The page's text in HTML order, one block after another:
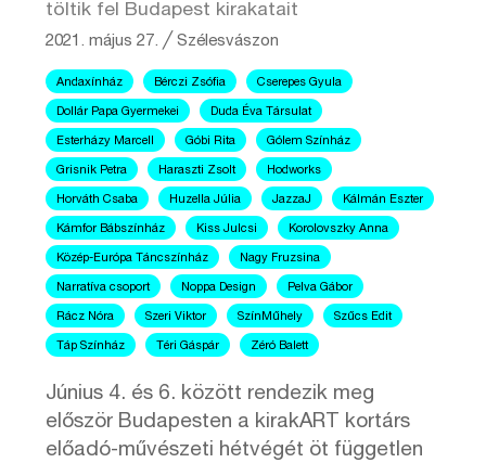
töltik fel Budapest kirakatait
2021. május 27. ╱Szélesvászon
Andaxínház Bérczi Zsófia Cserepes Gyula
Dollár Papa Gyermekei Duda Éva Társulat
Esterházy Marcell Góbi Rita Gólem Színház
Grisnik Petra Haraszti Zsolt Hodworks
Horváth Csaba Huzella Júlia JazzaJ Kálmán Eszter
Kámfor Bábszínház Kiss Julcsi Korolovszky Anna
Közép-Európa Táncszínház Nagy Fruzsina
Narratíva csoport Noppa Design Pelva Gábor
Rácz Nóra Szeri Viktor SzínMűhely Szűcs Edit
Táp Színház Téri Gáspár Zéró Balett
Június 4. és 6. között rendezik meg
először Budapesten a kirakART kortárs
előadó-művészeti hétvégét öt független